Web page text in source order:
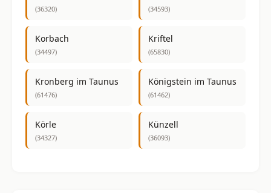
(36320) (34593)
Korbach
(34497)
Kriftel
(65830)
Kronberg im Taunus
(61476)
Königstein im Taunus
(61462)
Körle
(34327)
Künzell
(36093)